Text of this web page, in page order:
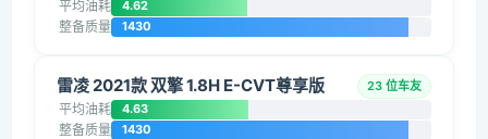
平均油耗 4.62
整备质量 1430
雷凌 2021款 双擎 1.8H E-CVT尊享版 23 位车友
平均油耗 4.63
整备质量 1430